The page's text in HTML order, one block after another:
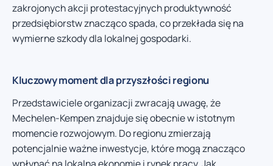
zakrojonych akcji protestacyjnych produktywność
przedsiębiorstw znacząco spada, co przekłada się na
wymierne szkody dla lokalnej gospodarki.
Kluczowy moment dla przyszłości regionu
Przedstawiciele organizacji zwracają uwagę, że
Mechelen-Kempen znajduje się obecnie w istotnym
momencie rozwojowym. Do regionu zmierzają
potencjalnie ważne inwestycje, które mogą znacząco